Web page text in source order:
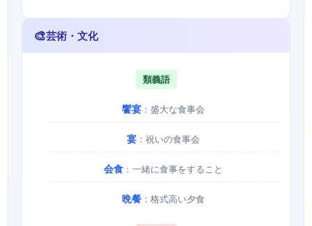
🎨芸術・文化
類義語
饗宴：盛大な食事会
宴：祝いの食事会
会食：一緒に食事をすること
晩餐：格式高い夕食